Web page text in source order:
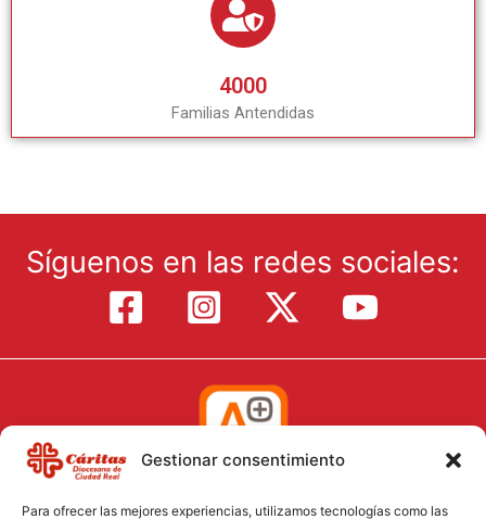
Gestionar consentimiento
Para ofrecer las mejores experiencias, utilizamos tecnologías como las
4000
Familias Antendidas
Síguenos en las redes sociales: